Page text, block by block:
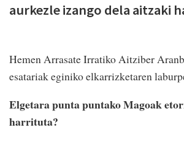
aurkezle izango dela aitzaki
Hemen Arrasate Irratiko Aitziber
esatariak eginiko elkarrizketaren
Elgetara punta puntako Magoak
harrituta?